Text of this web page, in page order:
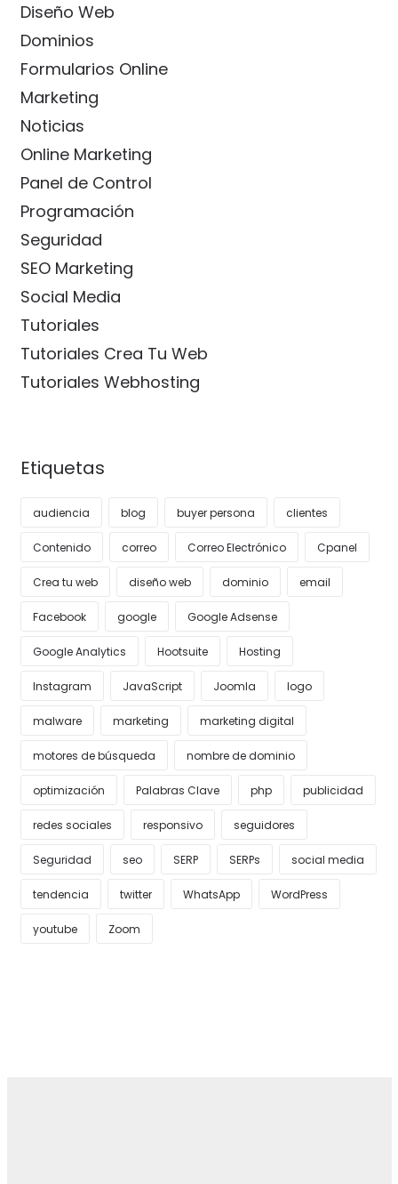
Diseño Web
Dominios
Formularios Online
Marketing
Noticias
Online Marketing
Panel de Control
Programación
Seguridad
SEO Marketing
Social Media
Tutoriales
Tutoriales Crea Tu Web
Tutoriales Webhosting
Etiquetas
audiencia blog buyer persona clientes
Contenido correo Correo Electrónico Cpanel
Crea tu web diseño web dominio email
Facebook google Google Adsense
Google Analytics Hootsuite Hosting
Instagram JavaScript Joomla logo
malware marketing marketing digital
motores de búsqueda nombre de dominio
optimización Palabras Clave php publicidad
redes sociales responsivo seguidores
Seguridad seo SERP SERPs social media
tendencia twitter WhatsApp WordPress
youtube Zoom